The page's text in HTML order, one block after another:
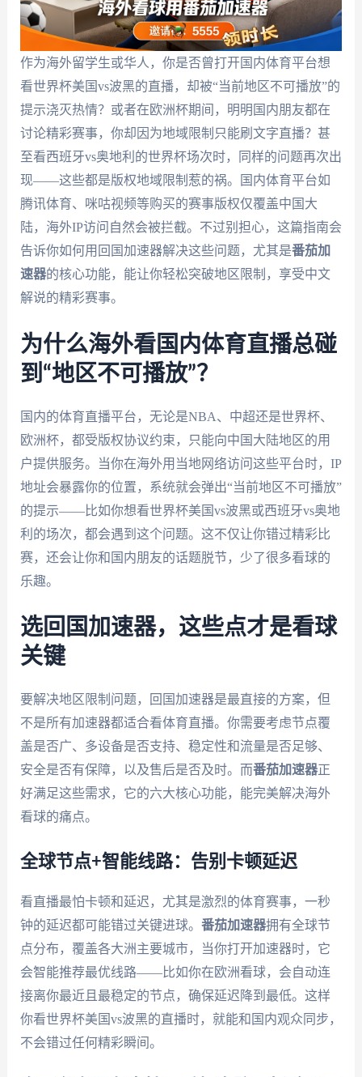
作为海外留学生或华人，你是否曾打开国内体育平台想
看世界杯美国vs波黑的直播，却被“当前地区不可播放”的
提示浇灭热情？或者在欧洲杯期间，明明国内朋友都在
讨论精彩赛事，你却因为地域限制只能刷文字直播？甚
至看西班牙vs奥地利的世界杯场次时，同样的问题再次出
现——这些都是版权地域限制惹的祸。国内体育平台如
腾讯体育、咪咕视频等购买的赛事版权仅覆盖中国大
陆，海外IP访问自然会被拦截。不过别担心，这篇指南会
告诉你如何用回国加速器解决这些问题，尤其是番茄加
速器的核心功能，能让你轻松突破地区限制，享受中文
解说的精彩赛事。
为什么海外看国内体育直播总碰
到“地区不可播放”？
国内的体育直播平台，无论是NBA、中超还是世界杯、
欧洲杯，都受版权协议约束，只能向中国大陆地区的用
户提供服务。当你在海外用当地网络访问这些平台时，IP
地址会暴露你的位置，系统就会弹出“当前地区不可播放”
的提示——比如你想看世界杯美国vs波黑或西班牙vs奥地
利的场次，都会遇到这个问题。这不仅让你错过精彩比
赛，还会让你和国内朋友的话题脱节，少了很多看球的
乐趣。
选回国加速器，这些点才是看球
关键
要解决地区限制问题，回国加速器是最直接的方案，但
不是所有加速器都适合看体育直播。你需要考虑节点覆
盖是否广、多设备是否支持、稳定性和流量是否足够、
安全是否有保障，以及售后是否及时。而番茄加速器正
好满足这些需求，它的六大核心功能，能完美解决海外
看球的痛点。
全球节点+智能线路：告别卡顿延迟
看直播最怕卡顿和延迟，尤其是激烈的体育赛事，一秒
钟的延迟都可能错过关键进球。 番茄加速器拥有全球节
点分布，覆盖各大洲主要城市，当你打开加速器时，它
会智能推荐最优线路——比如你在欧洲看球，会自动连
接离你最近且最稳定的节点，确保延迟降到最低。这样
你看世界杯美国vs波黑的直播时，就能和国内观众同步，
不会错过任何精彩瞬间。